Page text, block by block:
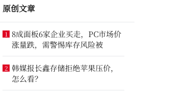
原创文章
1
8成面板6家企业买走，PC市场价
涨量跌，需警惕库存风险被
2 韩媒报长鑫存储拒绝苹果压价，
怎么看？